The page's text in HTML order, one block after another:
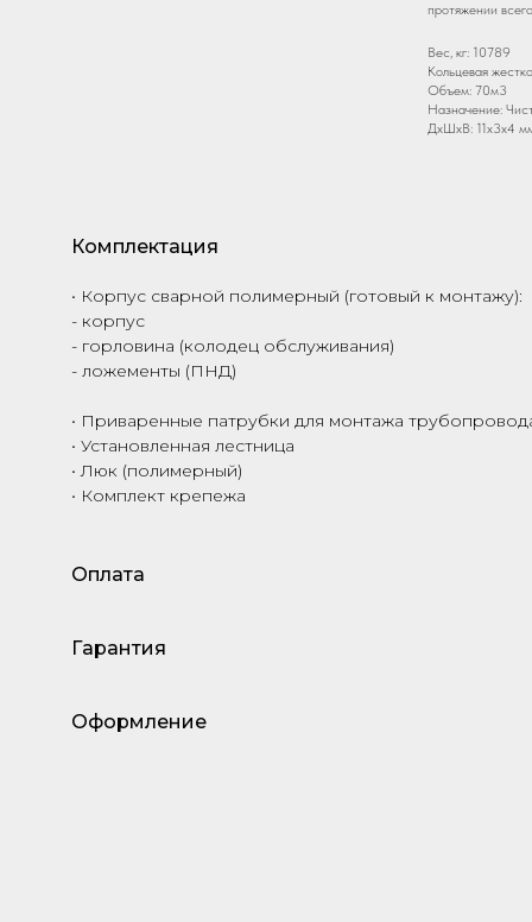
протяжении
Вес, кг: 10789
Кольцевая
Объем: 70м3
Назначение:
ДxШxВ: 11x3x4
Комплектация
• Корпус сварной полимерный (готовый к монтажу):
- корпус
- горловина (колодец обслуживания)
- ложементы (ПНД)
• Приваренные патрубки для монтажа
• Установленная лестница
• Люк (полимерный)
• Комплект крепежа
Оплата
Гарантия
Оформление